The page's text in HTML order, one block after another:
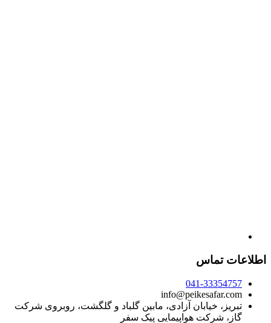
اطلاعات تماس
041-33354757
info@peikesafar.com
تبریز، خیابان آزادی، مابین گلباد و گلگشت، روبروی شرکت
گاز، شرکت هواپیمایی پیک سفر